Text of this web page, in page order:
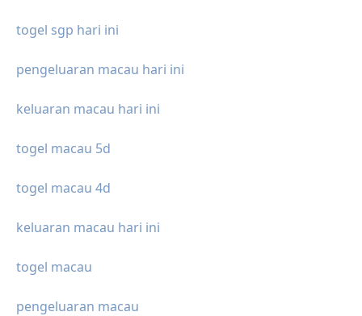
togel sgp hari ini
pengeluaran macau hari ini
keluaran macau hari ini
togel macau 5d
togel macau 4d
keluaran macau hari ini
togel macau
pengeluaran macau